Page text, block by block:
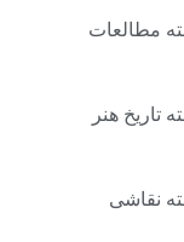
مطالعات
تاریخ هنر
نقاشی